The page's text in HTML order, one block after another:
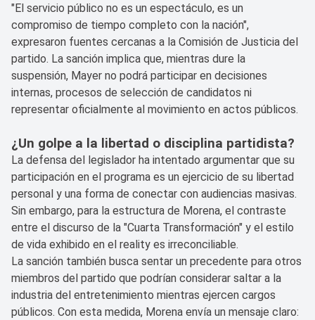
"El servicio público no es un espectáculo, es un
compromiso de tiempo completo con la nación",
expresaron fuentes cercanas a la Comisión de Justicia del
partido. La sanción implica que, mientras dure la
suspensión, Mayer no podrá participar en decisiones
internas, procesos de selección de candidatos ni
representar oficialmente al movimiento en actos públicos.
¿Un golpe a la libertad o disciplina partidista?
La defensa del legislador ha intentado argumentar que su
participación en el programa es un ejercicio de su libertad
personal y una forma de conectar con audiencias masivas.
Sin embargo, para la estructura de Morena, el contraste
entre el discurso de la "Cuarta Transformación" y el estilo
de vida exhibido en el reality es irreconciliable.
La sanción también busca sentar un precedente para otros
miembros del partido que podrían considerar saltar a la
industria del entretenimiento mientras ejercen cargos
públicos. Con esta medida, Morena envía un mensaje claro: